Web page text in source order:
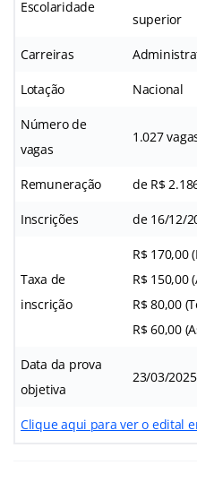
Escolaridade
superior
Carreiras
Lotação Nacional
Número de
vagas
1.027
Remuneração de R$
Inscrições de 16/12/
Taxa de
inscrição
R$ 170,00
R$ 150,00
R$ 80,00
R$ 60,00
Data da prova
objetiva
23/03/2025
Clique aqui para ver o edital